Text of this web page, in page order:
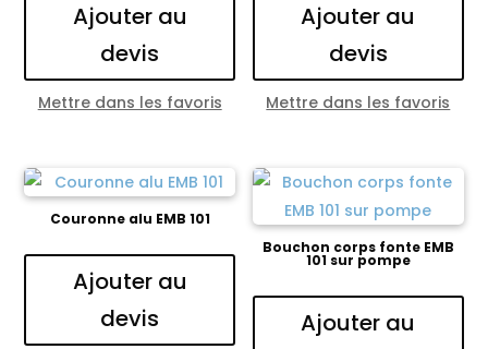
Ajouter au
devis
Mettre dans les favoris
Ajouter au
devis
Mettre dans les favoris
Couronne alu EMB 101
Ajouter au
devis
Bouchon corps fonte EMB
101 sur pompe
Ajouter au